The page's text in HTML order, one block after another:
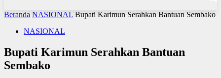
Beranda NASIONAL Bupati Karimun Serahkan Bantuan Sembako
NASIONAL
Bupati Karimun Serahkan Bantuan
Sembako